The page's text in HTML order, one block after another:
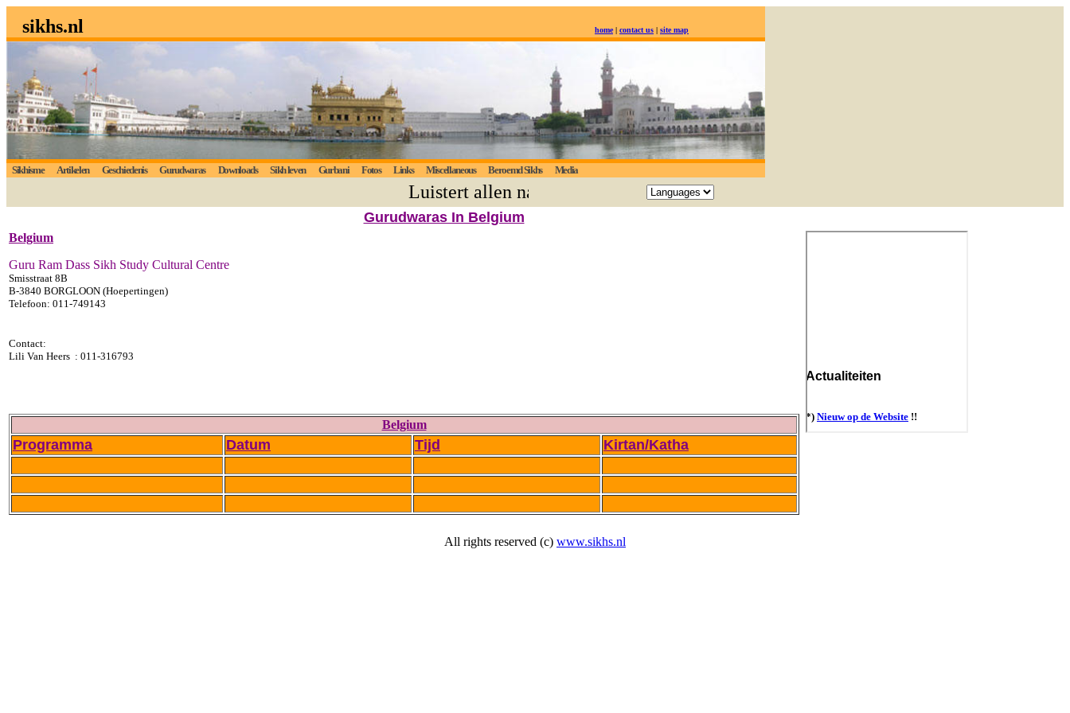
sikhs.nl home| contact us | site map
Sikhisme Artikelen Geschiedenis Gurudwaras Downloads Sikh leven Gurbani Fotos Links Miscellaneous Beroemd Sikhs Media
Luistert allen naar de eeuwige waarheid; degene die lief heeft zal God verkrijgen. -
Gurudwaras In Belgium
Belgium
Guru Ram Dass Sikh Study Cultural Centre
Smisstraat 8B
B-3840 BORGLOON (Hoepertingen)
Telefoon: 011-749143
Contact:
Lili Van Heers : 011-316793
Belgium
Programma Datum Tijd Kirtan/Katha
All rights reserved (c) www.sikhs.nl